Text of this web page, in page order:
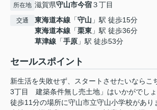
所在地 滋賀県守山市今宿３丁目
交通 東海道本線 「守山 」駅 徒歩15分
東海道本線 「栗東 」駅 徒歩36分
草津線 「手原 」駅 徒歩53分
セールスポイント
新生活を失敗せず、スタートさせたいならこ
3丁目 建築条件無し売土地」はいかがでしょ
徒歩11分の場所に守山市立守山小学校があり